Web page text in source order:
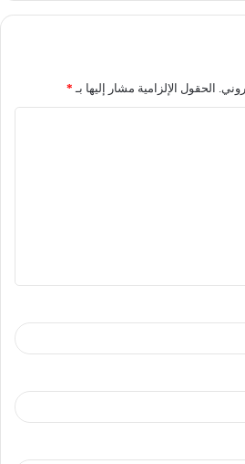
رجل واحد.
مصدر إلهام
الحقول الإلزامية مشار إليها بـ *